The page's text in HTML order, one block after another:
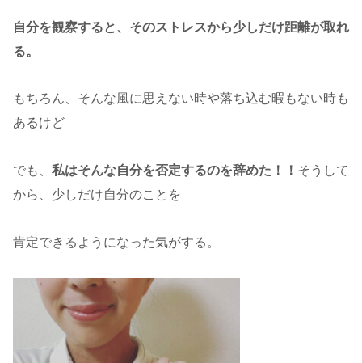
自分を観察すると、そのストレスから少しだけ距離が取れ
る。
もちろん、そんな風に思えない時や落ち込む暇もない時も
あるけど
でも、 私はそんな自分を否定するのを辞めた！！ そうして
から、少しだけ自分のことを
肯定できるようになった気がする。